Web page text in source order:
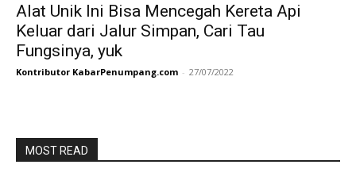
Alat Unik Ini Bisa Mencegah Kereta Api
Keluar dari Jalur Simpan, Cari Tau
Fungsinya, yuk
Kontributor KabarPenumpang.com - 27/07/2022
MOST READ